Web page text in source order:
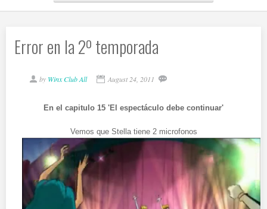
Error en la 2º temporada
by Winx Club All August 24, 2011
En el capitulo 15 'El espectáculo debe continuar'
Vemos que Stella tiene 2 microfonos